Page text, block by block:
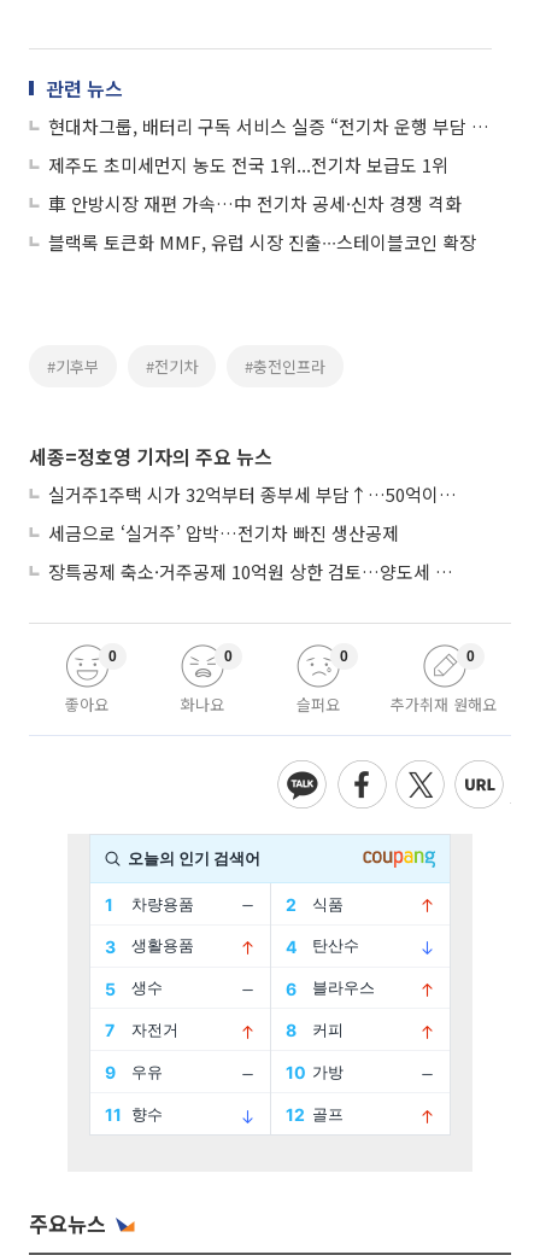
관련 뉴스
현대차그룹, 배터리 구독 서비스 실증 “전기차 운행 부담 낮춘다”
제주도 초미세먼지 농도 전국 1위...전기차 보급도 1위
車 안방시장 재편 가속…中 전기차 공세·신차 경쟁 격화
블랙록 토큰화 MMF, 유럽 시장 진출∙∙∙스테이블코인 확장
#기후부 #전기차 #충전인프라
세종=정호영 기자의 주요 뉴스
실거주1주택 시가 32억부터 종부세 부담↑…50억이면 454→979만원
세금으로 ‘실거주’ 압박…전기차 빠진 생산공제
장특공제 축소·거주공제 10억원 상한 검토…양도세 실거주 중심 개편
좋아요
0
화나요
0
슬퍼요
0
추가취재 원해요
0
주요뉴스